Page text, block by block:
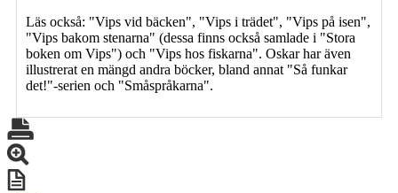
Läs också: "Vips vid bäcken", "Vips i trädet", "Vips på isen",
"Vips bakom stenarna" (dessa finns också samlade i "Stora
boken om Vips") och "Vips hos fiskarna". Oskar har även
illustrerat en mängd andra böcker, bland annat "Så funkar
det!"-serien och "Småspråkarna".